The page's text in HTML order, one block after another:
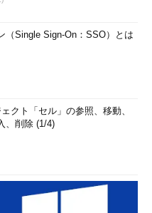
（Single Sign-On：SSO）とは
クト「セル」の参照、移動、
、削除 (1/4)